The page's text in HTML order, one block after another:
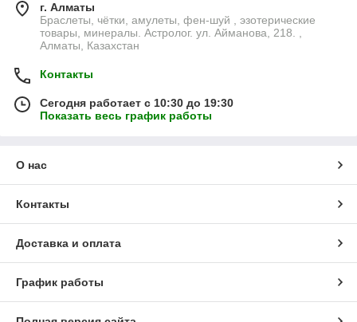
г. Алматы
Браслеты, чётки, амулеты, фен-шуй , эзотерические
товары, минералы. Астролог. ул. Айманова, 218. ,
Алматы, Казахстан
Контакты
Сегодня работает с 10:30 до 19:30
Показать весь график работы
О нас
Контакты
Доставка и оплата
График работы